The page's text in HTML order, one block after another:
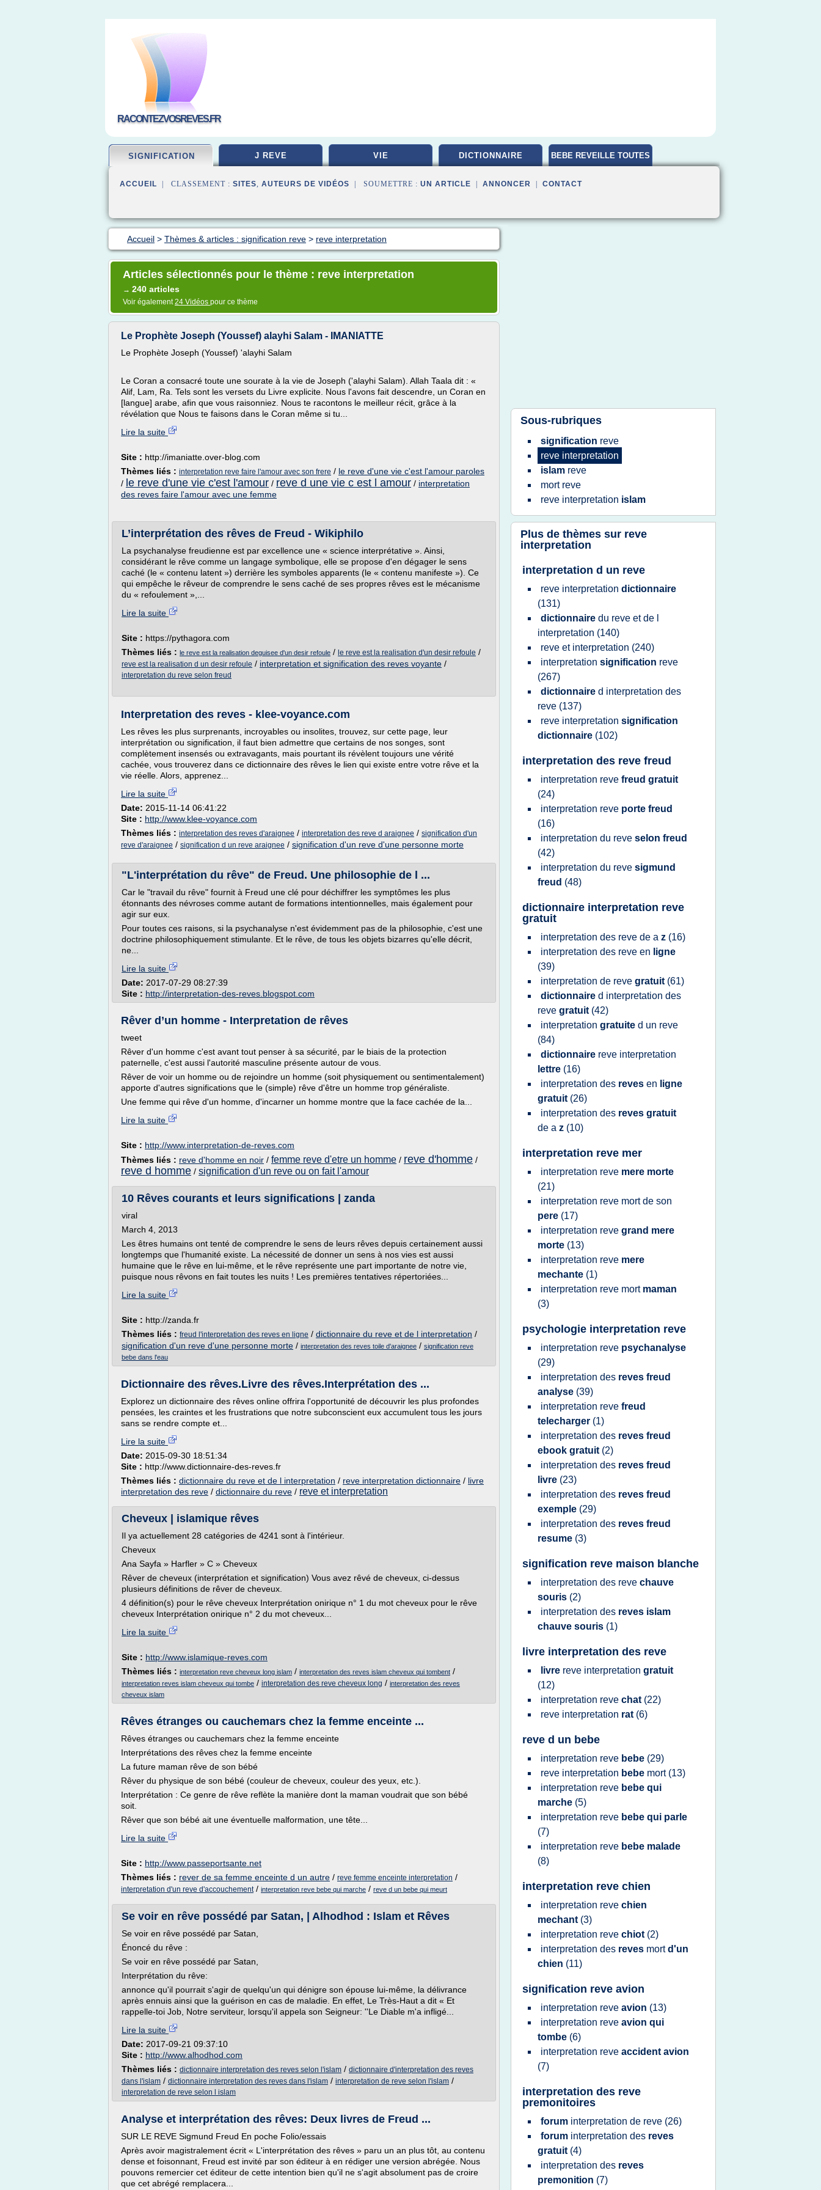
RACONTEZVOSREVES.FR
SIGNIFICATION J REVE VIE DICTIONNAIRE BEBE REVEILLE TOUTES
ACCUEIL | CLASSEMENT : SITES, AUTEURS DE VIDÉOS | SOUMETTRE : UN ARTICLE ANNONCER CONTACT
Accueil > Thèmes & articles : signification reve > reve interpretation
Articles sélectionnés pour le thème : reve interpretation
→ 240 articles
Voir également24 Vidéos pour ce thème
Le Prophète Joseph (Youssef) alayhi Salam - IMANIATTE
Le Prophète Joseph (Youssef) 'alayhi Salam
Le Coran a consacré toute une sourate à la vie de Joseph ('alayhi Salam). Allah Taala dit : «
Alif, Lam, Ra. Tels sont les versets du Livre explicite. Nous l'avons fait descendre, un Coran en
[langue] arabe, afin que vous raisonniez. Nous te racontons le meilleur récit, grâce à la
révélation que Nous te faisons dans le Coran même si tu...
Lire la suite
Site : http://imaniatte.over-blog.com
Thèmes liés : interpretation reve faire l'amour avec son frere / le reve d'une vie c'est l'amour paroles
/ le reve d'une vie c'est l'amour / reve d une vie c est l amour / interpretation
des reves faire l'amour avec une femme
L’interprétation des rêves de Freud - Wikiphilo
La psychanalyse freudienne est par excellence une « science interprétative ». Ainsi,
considérant le rêve comme un langage symbolique, elle se propose d'en dégager le sens
caché (le « contenu latent ») derrière les symboles apparents (le « contenu manifeste »). Ce
qui empêche le rêveur de comprendre le sens caché de ses propres rêves est le mécanisme
du « refoulement »,...
Lire la suite
Site : https://pythagora.com
Thèmes liés : le reve est la realisation deguisee d'un desir refoule / le reve est la realisation d'un desir refoule /
reve est la realisation d un desir refoule / interpretation et signification des reves voyante /
interpretation du reve selon freud
Interpretation des reves - klee-voyance.com
Les rêves les plus surprenants, incroyables ou insolites, trouvez, sur cette page, leur
interprétation ou signification, il faut bien admettre que certains de nos songes, sont
complètement insensés ou extravagants, mais pourtant ils révèlent toujours une vérité
cachée, vous trouverez dans ce dictionnaire des rêves le lien qui existe entre votre rêve et la
vie réelle. Alors, apprenez...
Lire la suite
Date: 2015-11-14 06:41:22
Site : http://www.klee-voyance.com
Thèmes liés : interpretation des reves d'araignee / interpretation des reve d araignee / signification d'un
reve d'araignee / signification d un reve araignee / signification d'un reve d'une personne morte
"L'interprétation du rêve" de Freud. Une philosophie de l ...
Car le "travail du rêve" fournit à Freud une clé pour déchiffrer les symptômes les plus
étonnants des névroses comme autant de formations intentionnelles, mais également pour
agir sur eux.
Pour toutes ces raisons, si la psychanalyse n'est évidemment pas de la philosophie, c'est une
doctrine philosophiquement stimulante. Et le rêve, de tous les objets bizarres qu'elle décrit,
ne...
Lire la suite
Date: 2017-07-29 08:27:39
Site : http://interpretation-des-reves.blogspot.com
Rêver d’un homme - Interpretation de rêves
tweet
Rêver d'un homme c'est avant tout penser à sa sécurité, par le biais de la protection
paternelle, c'est aussi l'autorité masculine présente autour de vous.
Rêver de voir un homme ou de rejoindre un homme (soit physiquement ou sentimentalement)
apporte d'autres significations que le (simple) rêve d'être un homme trop généraliste.
Une femme qui rêve d'un homme, d'incarner un homme montre que la face cachée de la...
Lire la suite
Site : http://www.interpretation-de-reves.com
Thèmes liés : reve d'homme en noir / femme reve d'etre un homme / reve d'homme /
reve d homme / signification d'un reve ou on fait l'amour
10 Rêves courants et leurs significations | zanda
viral
March 4, 2013
Les êtres humains ont tenté de comprendre le sens de leurs rêves depuis certainement aussi
longtemps que l'humanité existe. La nécessité de donner un sens à nos vies est aussi
humaine que le rêve en lui-même, et le rêve représente une part importante de notre vie,
puisque nous rêvons en fait toutes les nuits ! Les premières tentatives répertoriées...
Lire la suite
Site : http://zanda.fr
Thèmes liés : freud l'interpretation des reves en ligne / dictionnaire du reve et de l interpretation /
signification d'un reve d'une personne morte / interpretation des reves toile d'araignee / signification reve
bebe dans l'eau
Dictionnaire des rêves.Livre des rêves.Interprétation des ...
Explorez un dictionnaire des rêves online offrira l'opportunité de découvrir les plus profondes
pensées, les craintes et les frustrations que notre subconscient eux accumulent tous les jours
sans se rendre compte et...
Lire la suite
Date: 2015-09-30 18:51:34
Site : http://www.dictionnaire-des-reves.fr
Thèmes liés : dictionnaire du reve et de l interpretation / reve interpretation dictionnaire / livre
interpretation des reve / dictionnaire du reve / reve et interpretation
Cheveux | islamique rêves
Il ya actuellement 28 catégories de 4241 sont à l'intérieur.
Cheveux
Ana Sayfa » Harfler » C » Cheveux
Rêver de cheveux (interprétation et signification) Vous avez rêvé de cheveux, ci-dessus
plusieurs définitions de rêver de cheveux.
4 définition(s) pour le rêve cheveux Interprétation onirique n° 1 du mot cheveux pour le rêve
cheveux Interprétation onirique n° 2 du mot cheveux...
Lire la suite
Site : http://www.islamique-reves.com
Thèmes liés : interpretation reve cheveux long islam / interpretation des reves islam cheveux qui tombent /
interpretation reves islam cheveux qui tombe / interpretation des reve cheveux long / interpretation des reves
cheveux islam
Rêves étranges ou cauchemars chez la femme enceinte ...
Rêves étranges ou cauchemars chez la femme enceinte
Interprétations des rêves chez la femme enceinte
La future maman rêve de son bébé
Rêver du physique de son bébé (couleur de cheveux, couleur des yeux, etc.).
Interprétation : Ce genre de rêve reflète la manière dont la maman voudrait que son bébé
soit.
Rêver que son bébé ait une éventuelle malformation, une tête...
Lire la suite
Site : http://www.passeportsante.net
Thèmes liés : rever de sa femme enceinte d un autre / reve femme enceinte interpretation /
interpretation d'un reve d'accouchement/ interpretation reve bebe qui marche / reve d un bebe qui meurt
Se voir en rêve possédé par Satan, | Alhodhod : Islam et Rêves
Se voir en rêve possédé par Satan,
Énoncé du rêve :
Se voir en rêve possédé par Satan,
Interprétation du rêve:
annonce qu'il pourrait s'agir de quelqu'un qui dénigre son épouse lui-même, la délivrance
après ennuis ainsi que la guérison en cas de maladie. En effet, Le Très-Haut a dit « Et
rappelle-toi Job, Notre serviteur, lorsqu'il appela son Seigneur: ''Le Diable m'a infligé...
Lire la suite
Date: 2017-09-21 09:37:10
Site : http://www.alhodhod.com
Thèmes liés : dictionnaire interpretation des reves selon l'islam / dictionnaire d'interpretation des reves
dans l'islam / dictionnaire interpretation des reves dans l'islam / interpretation de reve selon l'islam /
interpretation de reve selon l islam
Analyse et interprétation des rêves: Deux livres de Freud ...
SUR LE REVE Sigmund Freud En poche Folio/essais
Après avoir magistralement écrit « L'interprétation des rêves » paru un an plus tôt, au contenu
dense et foisonnant, Freud est invité par son éditeur à en rédiger une version abrégée. Nous
pouvons remercier cet éditeur de cette intention bien qu'il ne s'agit absolument pas de croire
que cet abrégé remplacera...
Sous-rubriques
signification reve
reve interpretation
islam reve
mort reve
reve interpretation islam
Plus de thèmes sur reve
interpretation
interpretation d un reve
reve interpretation dictionnaire
(131)
dictionnaire du reve et de l
interpretation (140)
reve et interpretation (240)
interpretation signification reve
(267)
dictionnaire d interpretation des
reve (137)
reve interpretation signification
dictionnaire (102)
interpretation des reve freud
interpretation reve freud gratuit
(24)
interpretation reve porte freud
(16)
interpretation du reve selon freud
(42)
interpretation du reve sigmund
freud (48)
dictionnaire interpretation reve
gratuit
interpretation des reve de a z (16)
interpretation des reve en ligne
(39)
interpretation de reve gratuit (61)
dictionnaire d interpretation des
reve gratuit (42)
interpretation gratuite d un reve
(84)
dictionnaire reve interpretation
lettre (16)
interpretation des reves en ligne
gratuit (26)
interpretation des reves gratuit
de a z (10)
interpretation reve mer
interpretation reve mere morte
(21)
interpretation reve mort de son
pere (17)
interpretation reve grand mere
morte (13)
interpretation reve mere
mechante (1)
interpretation reve mort maman
(3)
psychologie interpretation reve
interpretation reve psychanalyse
(29)
interpretation des reves freud
analyse (39)
interpretation reve freud
telecharger (1)
interpretation des reves freud
ebook gratuit (2)
interpretation des reves freud
livre (23)
interpretation des reves freud
exemple (29)
interpretation des reves freud
resume (3)
signification reve maison blanche
interpretation des reve chauve
souris (2)
interpretation des reves islam
chauve souris (1)
livre interpretation des reve
livre reve interpretation gratuit
(12)
interpretation reve chat (22)
reve interpretation rat (6)
reve d un bebe
interpretation reve bebe (29)
reve interpretation bebe mort (13)
interpretation reve bebe qui
marche (5)
interpretation reve bebe qui parle
(7)
interpretation reve bebe malade
(8)
interpretation reve chien
interpretation reve chien
mechant (3)
interpretation reve chiot (2)
interpretation des reves mortd'un
chien (11)
signification reve avion
interpretation reve avion (13)
interpretation reve avion qui
tombe (6)
interpretation reve accident avion
(7)
interpretation des reve
premonitoires
forum interpretation de reve (26)
forum interpretation des reves
gratuit (4)
interpretation des reves
premonition (7)